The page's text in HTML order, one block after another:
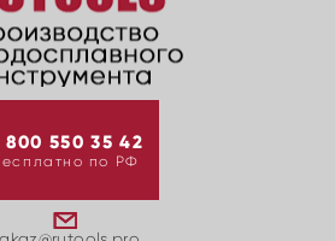
800 550 35 42
по РФ